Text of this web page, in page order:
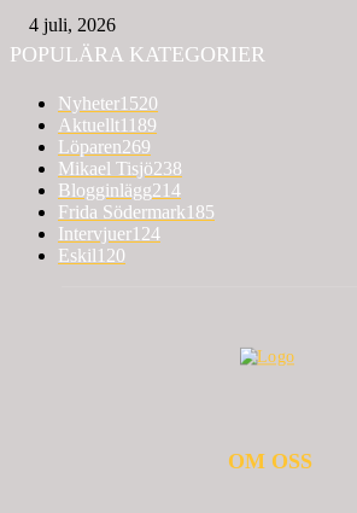
4 juli, 2026
POPULÄRA KATEGORIER
Nyheter1520
Aktuellt1189
Löparen269
Mikael Tisjö238
Blogginlägg214
Frida Södermark185
Intervjuer124
Eskil120
OM OSS